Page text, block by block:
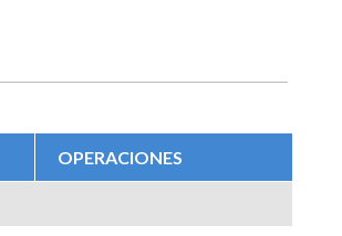
OPERACIONES